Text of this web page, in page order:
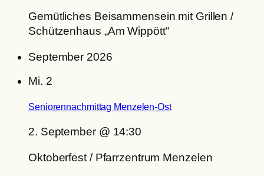
Gemütliches Beisammensein mit Grillen /
Schützenhaus „Am Wippött“
September 2026
Mi. 2
Seniorennachmittag Menzelen-Ost
2. September @ 14:30
Oktoberfest / Pfarrzentrum Menzelen